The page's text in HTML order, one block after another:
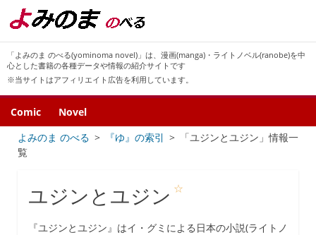
「よみのま のべる(yominoma novel)」は、漫画(manga)・ライトノベル(ranobe)を中
心とした書籍の各種データや情報の紹介サイトです
※当サイトはアフィリエイト広告を利用しています。
Comic
Novel
よみのま のべる
『ゆ』の索引
「ユジンとユジン」情報一
覧
ユジンとユジン ☆
『ユジンとユジン』はイ・グミによる日本の小説(ライトノ